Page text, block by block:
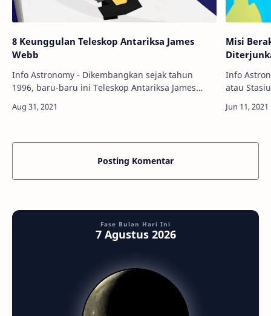
8 Keunggulan Teleskop Antariksa James
Webb
Info Astronomy - Dikembangkan sejak tahun
1996, baru-baru ini Teleskop Antariksa James
ke lokasi peluncurannya di Guyana Pranci…
Misi
Info
atau
Posting Komentar
Fase Bulan Hari Ini
7 Agustus 2026